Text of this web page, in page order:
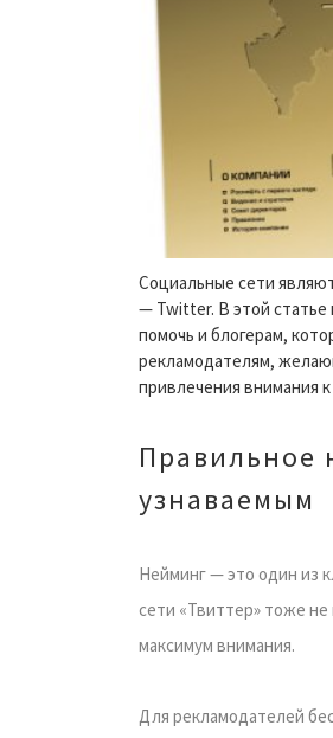
Социальные сети
— Twitter. В этой статье
помочь и блогерам,
рекламодателям,
привлечения внимания
Правильное
узнаваемым
Нейминг — это один из
сети «Твиттер» тоже
максимум внимания.
Для рекламодателей